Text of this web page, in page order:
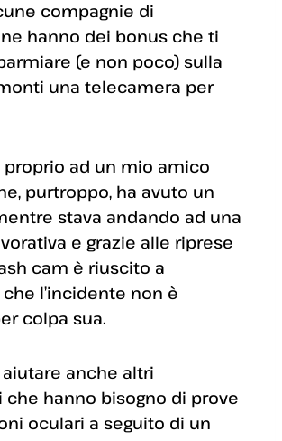
compagnie di
hanno dei bonus che ti
(e non poco) sulla
una telecamera per
proprio ad un mio amico
purtroppo, ha avuto un
stava andando ad una
e grazie alle riprese
cam è riuscito a
l’incidente non è
colpa sua.
anche altri
hanno bisogno di prove
oculari a seguito di un